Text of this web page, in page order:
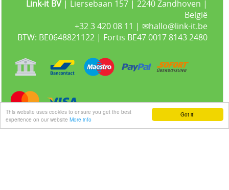
Got it!
This website uses cookies to ensure you get the best
experience on our website More info
Link-it BV | Liersebaan 157 | 2240 Zandhoven |
België
+32 3 420 08 11 | ✉hallo@link-it.be
BTW: BE0648821122 | Fortis BE47 0017 8143 2480